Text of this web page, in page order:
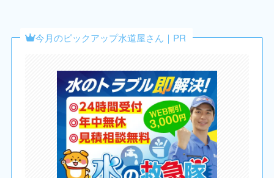
今月のピックアップ水道屋さん｜PR